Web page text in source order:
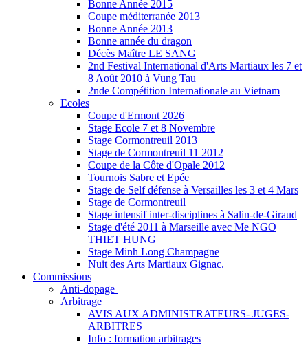
Bonne Année 2015
Coupe méditerranée 2013
Bonne Année 2013
Bonne année du dragon
Décès Maître LE SANG
2nd Festival International d'Arts Martiaux les 7 et
8 Août 2010 à Vung Tau
2nde Compétition Internationale au Vietnam
Ecoles
Coupe d'Ermont 2026
Stage Ecole 7 et 8 Novembre
Stage Cormontreuil 2013
Stage de Cormontreuil 11 2012
Coupe de la Côte d'Opale 2012
Tournois Sabre et Epée
Stage de Self défense à Versailles les 3 et 4 Mars
Stage de Cormontreuil
Stage intensif inter-disciplines à Salin-de-Giraud
Stage d'été 2011 à Marseille avec Me NGO
THIET HUNG
Stage Minh Long Champagne
Nuit des Arts Martiaux Gignac.
Commissions
Anti-dopage
Arbitrage
AVIS AUX ADMINISTRATEURS- JUGES-
ARBITRES
Info : formation arbitrages